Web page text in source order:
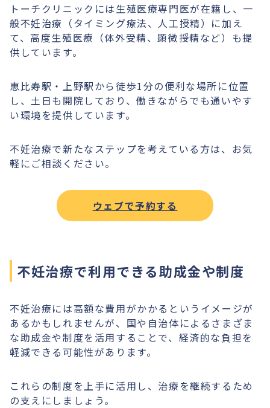
トーチクリニックには生殖医療専門医が在籍し、一
般不妊治療（タイミング療法、人工授精）に加え
て、高度生殖医療（体外受精、顕微授精など）も提
供しています。
恵比寿駅・上野駅から徒歩1分の便利な場所に位置
し、土日も開院しており、働きながらでも通いやす
い環境を提供しています。
不妊治療で新たなステップを考えている方は、お気
軽にご相談ください。
ウェブで予約する
不妊治療で利用できる助成金や制度
不妊治療には高額な費用がかかるというイメージが
あるかもしれませんが、国や自治体によるさまざま
な助成金や制度を活用することで、経済的な負担を
軽減できる可能性があります。
これらの制度を上手に活用し、治療を継続するため
の支えにしましょう。